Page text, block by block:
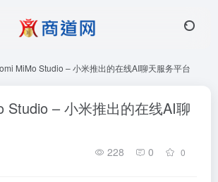
MiMo Studio – 小米推出的在线AI聊天服务平台
Studio – 小米推出的在线AI聊
228 0 0